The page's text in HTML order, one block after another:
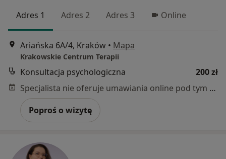
Adres 1 Adres 2 Adres 3 Online
Ariańska 6A/4, Kraków • Mapa
Krakowskie Centrum Terapii
Konsultacja psychologiczna
200 zł
Specjalista nie oferuje umawiania online pod tym adresem.
Poproś o wizytę